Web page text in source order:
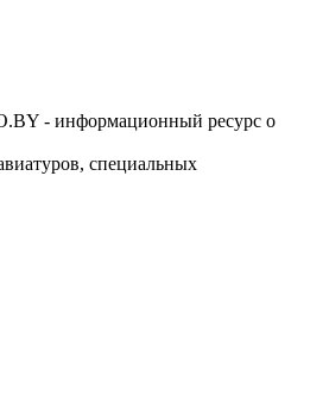
- информационный ресурс о
специальных